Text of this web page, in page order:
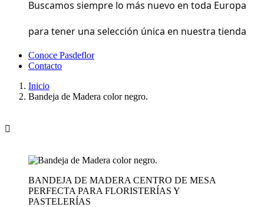
Buscamos siempre lo más nuevo en toda Europa
para tener una selección única en nuestra tienda
Conoce Pasdeflor
Contacto
Inicio
Bandeja de Madera color negro.

BANDEJA DE MADERA CENTRO DE MESA
PERFECTA PARA FLORISTERÍAS Y
PASTELERÍAS